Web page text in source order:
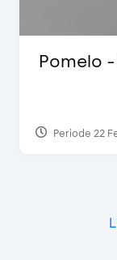
Pomelo
Periode 22